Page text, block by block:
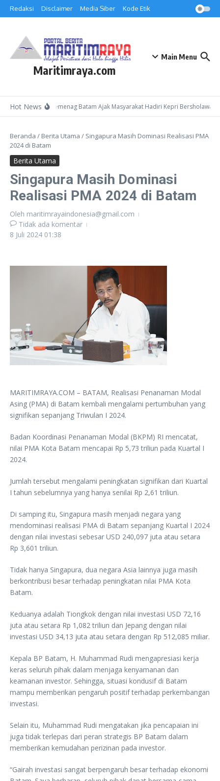
Lewati ke konten
Redaksi Disclaimer Media Siber Kode Etik
Maritimraya.com
Main Menu
Hot NewsKepala Kemenag Batam Ajak Masyarakat Hadiri Kepri Bersholawat 3
Beranda / Berita Utama / Singapura Masih Dominasi Realisasi PMA
2024 di Batam
Berita Utama
Singapura Masih Dominasi
Realisasi PMA 2024 di Batam
Oleh maritimrayaindonesia@gmail.com
Tidak ada komentar
8 Juli 2024 01:38
MARITIMRAYA.COM – BATAM, Realisasi Penanaman Modal
Asing (PMA) di Batam kembali mengalami pertumbuhan yang
signifikan sepanjang Triwulan I 2024.
Badan Koordinasi Penanaman Modal (BKPM) RI mencatat,
nilai PMA Kota Batam mencapai Rp 5,73 triliun pada Kuartal I
2024.
Jumlah tersebut mengalami peningkatan signifikan dari Kuartal
I tahun sebelumnya yang hanya senilai Rp 2,61 triliun.
Di samping itu, Singapura masih menjadi negara yang
mendominasi realisasi PMA di Batam sepanjang Kuartal I 2024
dengan nilai investasi sebesar USD 240,097 juta atau setara
Rp 3,601 triliun.
Tidak hanya Singapura, dua negara Asia lainnya juga masih
berkontribusi besar terhadap peningkatan nilai PMA Kota
Batam.
Keduanya adalah Tiongkok dengan nilai investasi USD 72,16
juta atau setara Rp 1,082 triliun dan Jepang dengan nilai
investasi USD 34,13 juta atau setara dengan Rp 512,085 miliar.
Kepala BP Batam, H. Muhammad Rudi mengapresiasi kerja
keras seluruh pihak dalam menjaga kenyamanan dan
keamanan investor. Sehingga, situasi kondusif di Batam
mampu memberikan pengaruh positif terhadap perkembangan
investasi.
Selain itu, Muhammad Rudi mengatakan jika pencapaian ini
juga tidak terlepas dari peran strategis BP Batam dalam
memberikan kemudahan perizinan pada investor.
“Gairah investasi sangat berpengaruh besar terhadap ekonomi